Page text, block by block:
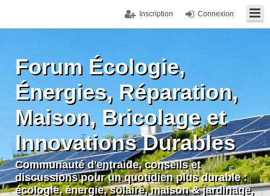
Connexion
Inscription
Forum Écologie,
Énergies, Réparation,
Maison, Bricolage et
Innovations Durables
Communauté d'entraide, conseils et
discussions pour un quotidien plus durable :
écologie, énergie, solaire, maison & jardinage,